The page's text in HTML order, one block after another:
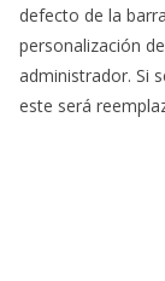
defecto de la
personalización
administrador. Si
este será